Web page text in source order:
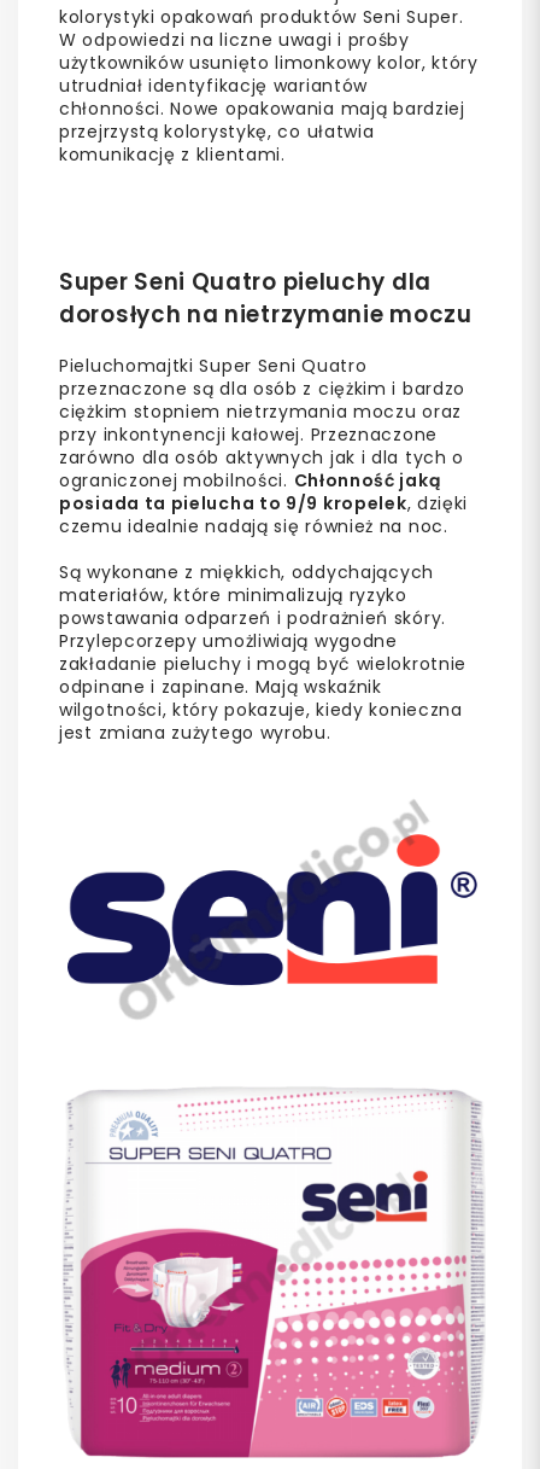
kolorystyki opakowań produktów Seni Super.
W odpowiedzi na liczne uwagi i prośby
użytkowników usunięto limonkowy kolor, który
utrudniał identyfikację wariantów
chłonności. Nowe opakowania mają bardziej
przejrzystą kolorystykę, co ułatwia
komunikację z klientami.
Super Seni Quatro pieluchy dla
dorosłych na nietrzymanie moczu
Pieluchomajtki Super Seni Quatro
przeznaczone są dla osób z ciężkim i bardzo
ciężkim stopniem nietrzymania moczu oraz
przy inkontynencji kałowej. Przeznaczone
zarówno dla osób aktywnych jak i dla tych o
ograniczonej mobilności. Chłonność jaką
posiada ta pielucha to 9/9 kropelek, dzięki
czemu idealnie nadają się również na noc.
Są wykonane z miękkich, oddychających
materiałów, które minimalizują ryzyko
powstawania odparzeń i podrażnień skóry.
Przylepcorzepy umożliwiają wygodne
zakładanie pieluchy i mogą być wielokrotnie
odpinane i zapinane. Mają wskaźnik
wilgotności, który pokazuje, kiedy konieczna
jest zmiana zużytego wyrobu.